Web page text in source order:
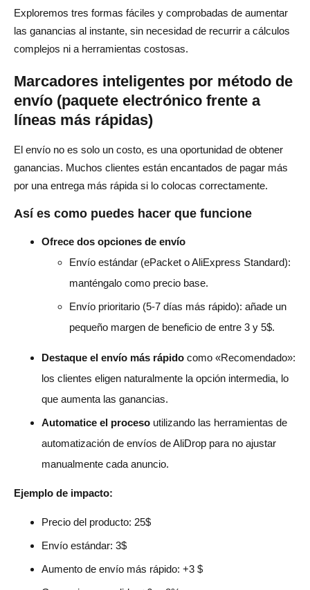
Exploremos tres formas fáciles y comprobadas de aumentar
las ganancias al instante, sin necesidad de recurrir a cálculos
complejos ni a herramientas costosas.
Marcadores inteligentes por método de
envío (paquete electrónico frente a
líneas más rápidas)
El envío no es solo un costo, es una oportunidad de obtener
ganancias. Muchos clientes están encantados de pagar más
por una entrega más rápida si lo colocas correctamente.
Así es como puedes hacer que funcione
Ofrece dos opciones de envío
Envío estándar (ePacket o AliExpress Standard):
manténgalo como precio base.
Envío prioritario (5-7 días más rápido): añade un
pequeño margen de beneficio de entre 3 y 5$.
Destaque el envío más rápido como «Recomendado»:
los clientes eligen naturalmente la opción intermedia, lo
que aumenta las ganancias.
Automatice el proceso utilizando las herramientas de
automatización de envíos de AliDrop para no ajustar
manualmente cada anuncio.
Ejemplo de impacto:
Precio del producto: 25$
Envío estándar: 3$
Aumento de envío más rápido: +3 $